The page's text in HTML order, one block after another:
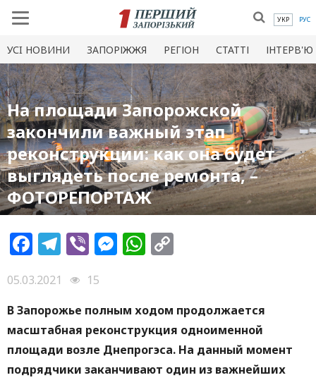
УКР РУС
УСI НОВИНИ ЗАПОРІЖЖЯ РЕГІОН СТАТТІ ІНТЕРВ'Ю
На площади Запорожской
закончили важный этап
реконструкции: как она будет
выглядеть после ремонта, –
ФОТОРЕПОРТАЖ
Facebook
Telegram
ViberMessenger
WhatsApp
05.03.2021
15
В Запорожье полным ходом продолжается
масштабная реконструкция одноименной
площади возле Днепрогэса. На данный момент
подрядчики заканчивают один из важнейших